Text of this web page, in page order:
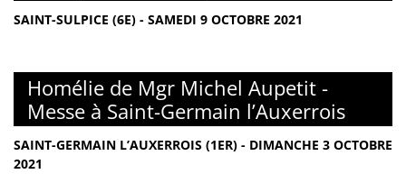
SAINT-SULPICE (6E) - SAMEDI 9 OCTOBRE 2021
Homélie de Mgr Michel Aupetit -
Messe à Saint-Germain l’Auxerrois
SAINT-GERMAIN L’AUXERROIS (1ER) - DIMANCHE 3 OCTOBRE
2021